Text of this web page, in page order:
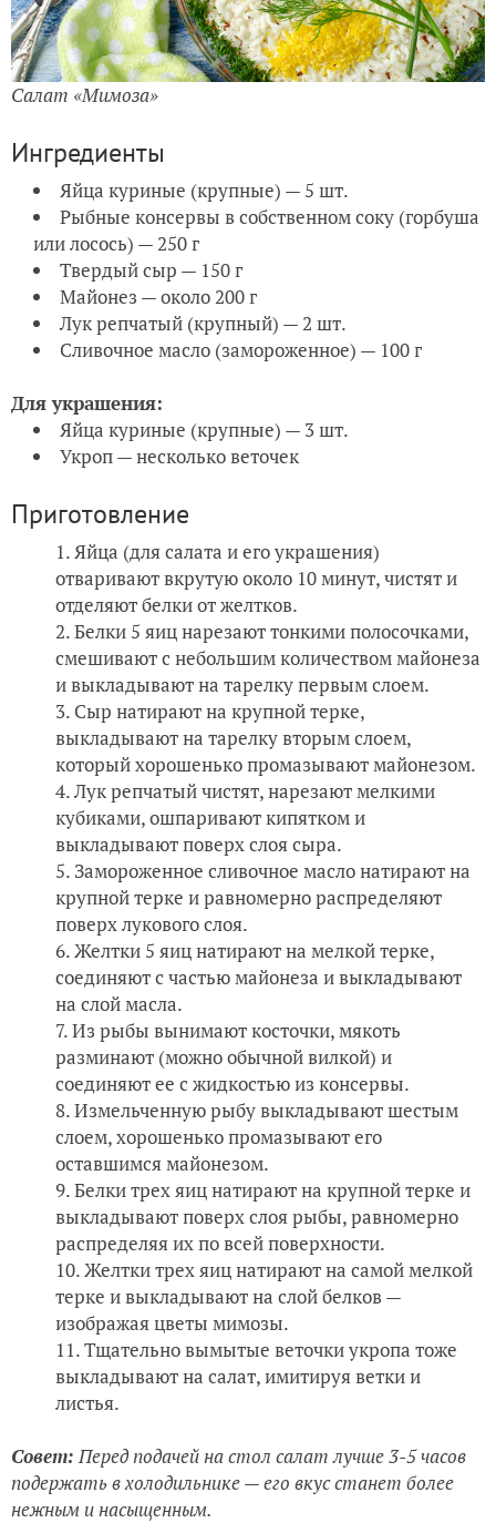
Салат «Мимоза»
Ингредиенты
Яйца куриные (крупные) — 5 шт.
Рыбные консервы в собственном соку (горбуша
или лосось) — 250 г
Твердый сыр — 150 г
Майонез — около 200 г
Лук репчатый (крупный) — 2 шт.
Сливочное масло (замороженное) — 100 г
Для украшения:
Яйца куриные (крупные) — 3 шт.
Укроп — несколько веточек
Приготовление
Яйца (для салата и его украшения)
отваривают вкрутую около 10 минут, чистят и
отделяют белки от желтков.
Белки 5 яиц нарезают тонкими полосочками,
смешивают с небольшим количеством майонеза
и выкладывают на тарелку первым слоем.
Сыр натирают на крупной терке,
выкладывают на тарелку вторым слоем,
который хорошенько промазывают майонезом.
Лук репчатый чистят, нарезают мелкими
кубиками, ошпаривают кипятком и
выкладывают поверх слоя сыра.
Замороженное сливочное масло натирают на
крупной терке и равномерно распределяют
поверх лукового слоя.
Желтки 5 яиц натирают на мелкой терке,
соединяют с частью майонеза и выкладывают
на слой масла.
Из рыбы вынимают косточки, мякоть
разминают (можно обычной вилкой) и
соединяют ее с жидкостью из консервы.
Измельченную рыбу выкладывают шестым
слоем, хорошенько промазывают его
оставшимся майонезом.
Белки трех яиц натирают на крупной терке и
выкладывают поверх слоя рыбы, равномерно
распределяя их по всей поверхности.
Желтки трех яиц натирают на самой мелкой
терке и выкладывают на слой белков —
изображая цветы мимозы.
Тщательно вымытые веточки укропа тоже
выкладывают на салат, имитируя ветки и
листья.
Совет: Перед подачей на стол салат лучше 3-5 часов
подержать в холодильнике — его вкус станет более
нежным и насыщенным.